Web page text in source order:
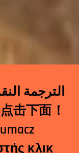
击下面！
κλικ